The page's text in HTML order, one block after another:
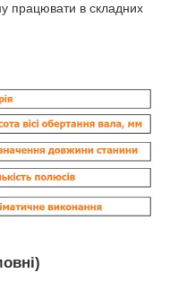
працювати в складних